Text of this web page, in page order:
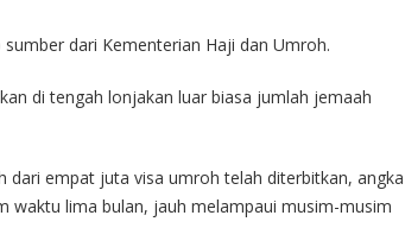
dari Kementerian Haji dan Umroh.
di tengah lonjakan luar biasa jumlah jemaah
dari empat juta visa umroh telah diterbitkan, angka
waktu lima bulan, jauh melampaui musim-musim